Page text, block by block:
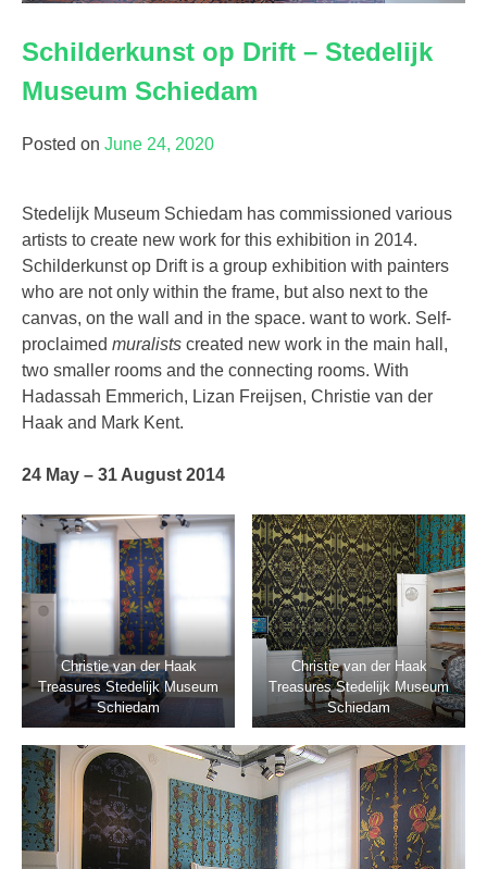
Schilderkunst op Drift – Stedelijk
Museum Schiedam
Posted on June 24, 2020
Stedelijk Museum Schiedam has commissioned various
artists to create new work for this exhibition in 2014.
Schilderkunst op Drift is a group exhibition with painters
who are not only within the frame, but also next to the
canvas, on the wall and in the space. want to work. Self-
proclaimed muralists created new work in the main hall,
two smaller rooms and the connecting rooms. With
Hadassah Emmerich, Lizan Freijsen, Christie van der
Haak and Mark Kent.
24 May – 31 August 2014
Christie van der Haak
Treasures Stedelijk Museum
Schiedam
Christie van der Haak
Treasures Stedelijk Museum
Schiedam